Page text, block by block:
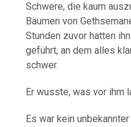
Schwere, die kaum
Bäumen von
Stunden zuvor hatten
geführt, an dem alles
schwer.
Er wusste, was vor ihm
Es war kein